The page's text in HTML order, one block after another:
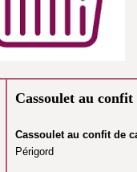
Cassoulet au
Cassoulet au confit de
Périgord